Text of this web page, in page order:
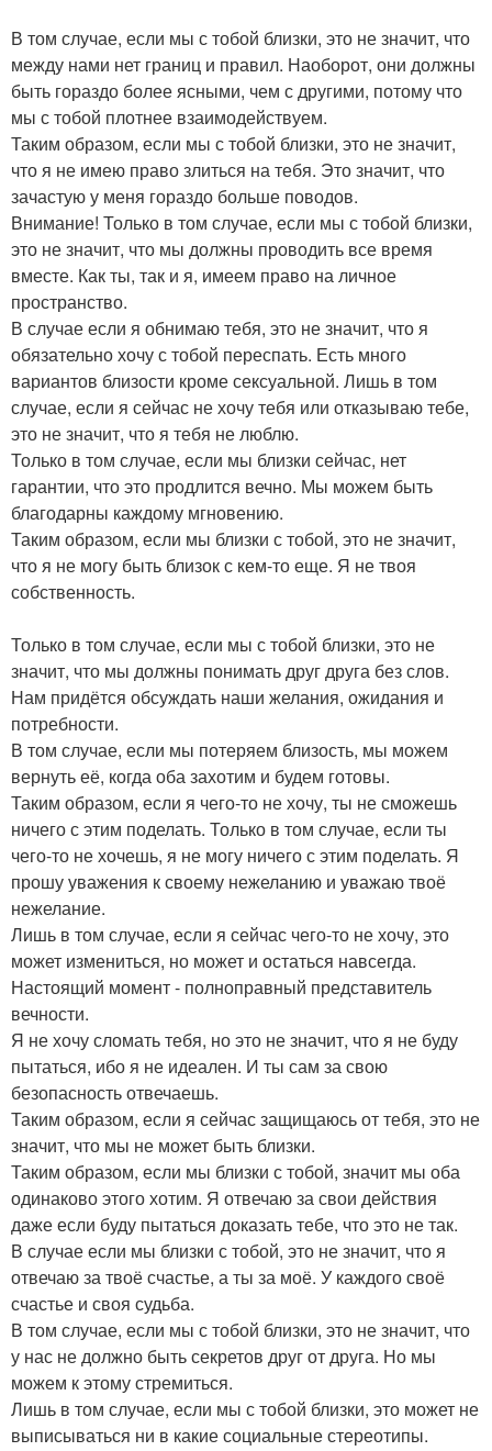
В том случае, если мы с тобой близки, это не значит, что
между нами нет границ и правил. Наоборот, они должны
быть гораздо более ясными, чем с другими, потому что
мы с тобой плотнее взаимодействуем.
Таким образом, если мы с тобой близки, это не значит,
что я не имею право злиться на тебя. Это значит, что
зачастую у меня гораздо больше поводов.
Внимание! Только в том случае, если мы с тобой близки,
это не значит, что мы должны проводить все время
вместе. Как ты, так и я, имеем право на личное
пространство.
В случае если я обнимаю тебя, это не значит, что я
обязательно хочу с тобой переспать. Есть много
вариантов близости кроме сексуальной. Лишь в том
случае, если я сейчас не хочу тебя или отказываю тебе,
это не значит, что я тебя не люблю.
Только в том случае, если мы близки сейчас, нет
гарантии, что это продлится вечно. Мы можем быть
благодарны каждому мгновению.
Таким образом, если мы близки с тобой, это не значит,
что я не могу быть близок с кем-то еще. Я не твоя
собственность.
Только в том случае, если мы с тобой близки, это не
значит, что мы должны понимать друг друга без слов.
Нам придётся обсуждать наши желания, ожидания и
потребности.
В том случае, если мы потеряем близость, мы можем
вернуть её, когда оба захотим и будем готовы.
Таким образом, если я чего-то не хочу, ты не сможешь
ничего с этим поделать. Только в том случае, если ты
чего-то не хочешь, я не могу ничего с этим поделать. Я
прошу уважения к своему нежеланию и уважаю твоё
нежелание.
Лишь в том случае, если я сейчас чего-то не хочу, это
может измениться, но может и остаться навсегда.
Настоящий момент - полноправный представитель
вечности.
Я не хочу сломать тебя, но это не значит, что я не буду
пытаться, ибо я не идеален. И ты сам за свою
безопасность отвечаешь.
Таким образом, если я сейчас защищаюсь от тебя, это не
значит, что мы не может быть близки.
Таким образом, если мы близки с тобой, значит мы оба
одинаково этого хотим. Я отвечаю за свои действия
даже если буду пытаться доказать тебе, что это не так.
В случае если мы близки с тобой, это не значит, что я
отвечаю за твоё счастье, а ты за моё. У каждого своё
счастье и своя судьба.
В том случае, если мы с тобой близки, это не значит, что
у нас не должно быть секретов друг от друга. Но мы
можем к этому стремиться.
Лишь в том случае, если мы с тобой близки, это может не
выписываться ни в какие социальные стереотипы.